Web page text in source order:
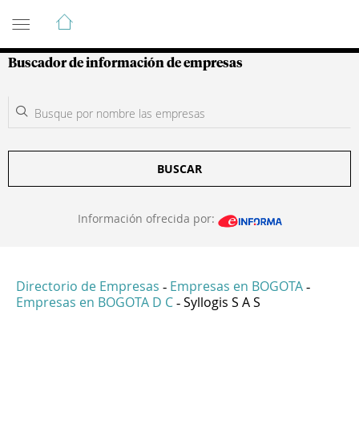
Guía de Empresas Colombianas
Buscador de información de empresas
BUSCAR
Información ofrecida por:
Directorio de Empresas - Empresas en BOGOTA -
Empresas en BOGOTA D C - Syllogis S A S